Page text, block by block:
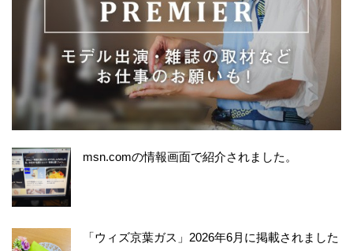
msn.comの情報画面で紹介されました。
「ウィズ京葉ガス」2026年6月に掲載されました